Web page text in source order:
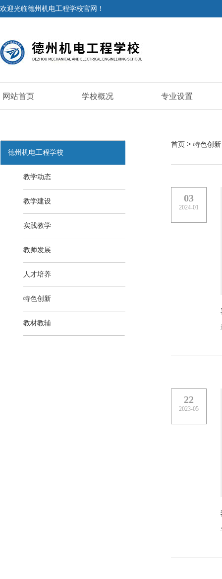
欢迎光临德州机电工程学校官网！
网站首页 学校概况 专业设置
德州机电工程学校
教学动态
教学建设
实践教学
教师发展
人才培养
特色创新
教材教辅
首页 > 特色创新
03
2024-01
22
2023-05